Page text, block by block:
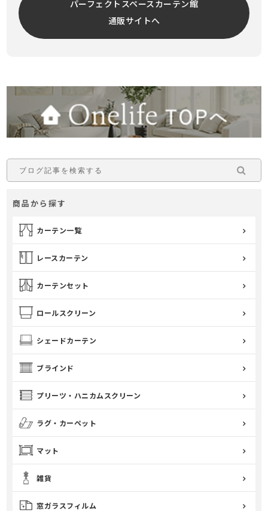
パーフェクトスペースカーテン館
通販サイトへ
商品から探す
カーテン一覧
レースカーテン
カーテンセット
ロールスクリーン
シェードカーテン
ブラインド
プリーツ・ハニカムスクリーン
ラグ・カーペット
マット
雑貨
窓ガラスフィルム